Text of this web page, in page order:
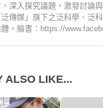
深入探究議題，激發討論
泛傳媒」旗下之泛科學、泛
。臉書：https://
ALSO LIKE...